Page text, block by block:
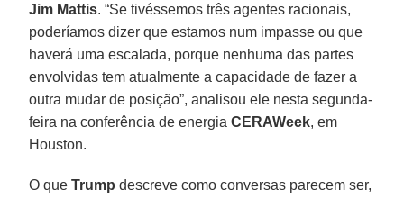
Jim Mattis. “Se tivéssemos três agentes racionais,
poderíamos dizer que estamos num impasse ou que
haverá uma escalada, porque nenhuma das partes
envolvidas tem atualmente a capacidade de fazer a
outra mudar de posição”, analisou ele nesta segunda-
feira na conferência de energiaCERAWeek, em
Houston.
O queTrump descreve como conversas parecem ser,